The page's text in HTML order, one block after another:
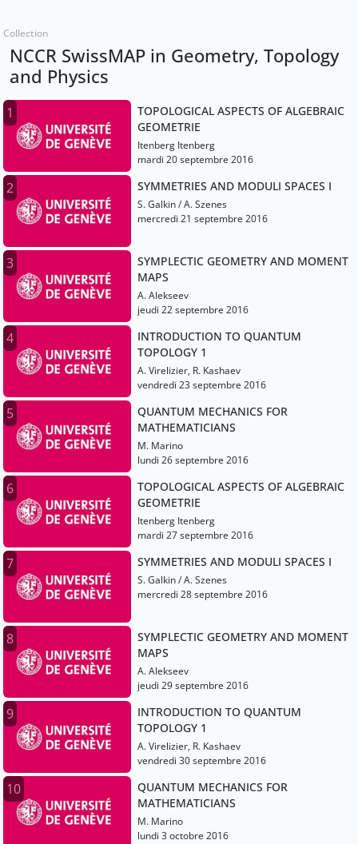
Collection
NCCR SwissMAP in Geometry, Topology
and Physics
1
TOPOLOGICAL ASPECTS OF ALGEBRAIC
GEOMETRIE
Itenberg Itenberg
mardi 20 septembre 2016
2 SYMMETRIES AND MODULI SPACES I
S. Galkin / A. Szenes
mercredi 21 septembre 2016
3
SYMPLECTIC GEOMETRY AND MOMENT
MAPS
A. Alekseev
jeudi 22 septembre 2016
4
INTRODUCTION TO QUANTUM
TOPOLOGY 1
A. Virelizier, R. Kashaev
vendredi 23 septembre 2016
5
QUANTUM MECHANICS FOR
MATHEMATICIANS
M. Marino
lundi 26 septembre 2016
6
TOPOLOGICAL ASPECTS OF ALGEBRAIC
GEOMETRIE
Itenberg Itenberg
mardi 27 septembre 2016
7 SYMMETRIES AND MODULI SPACES I
S. Galkin / A. Szenes
mercredi 28 septembre 2016
8
SYMPLECTIC GEOMETRY AND MOMENT
MAPS
A. Alekseev
jeudi 29 septembre 2016
9
INTRODUCTION TO QUANTUM
TOPOLOGY 1
A. Virelizier, R. Kashaev
vendredi 30 septembre 2016
10
QUANTUM MECHANICS FOR
MATHEMATICIANS
M. Marino
lundi 3 octobre 2016